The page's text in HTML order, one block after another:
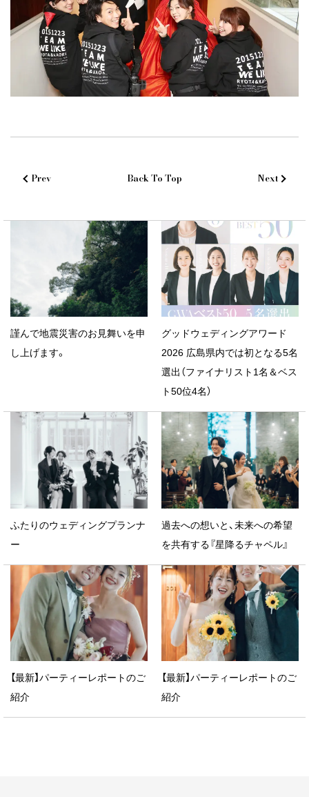
Prev Back To Top Next
謹んで地震災害のお見舞いを申
し上げます。
グッドウェディングアワード
2026 広島県内では初となる5名
選出（ファイナリスト1名＆ベス
ト50位4名）
ふたりのウェディングプランナ
ー
過去への想いと、未来への希望
を共有する『星降るチャペル』
【最新】パーティーレポートのご
紹介
【最新】パーティーレポートのご
紹介